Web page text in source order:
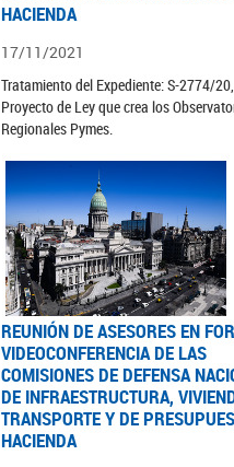
HACIENDA
17/11/2021
Tratamiento del Expediente: S-2774/20,
Proyecto de Ley que crea los
Regionales Pymes.
REUNIÓN DE ASESORES EN
VIDEOCONFERENCIA DE LAS
COMISIONES DE DEFENSA
DE INFRAESTRUCTURA,
TRANSPORTE Y DE
HACIENDA